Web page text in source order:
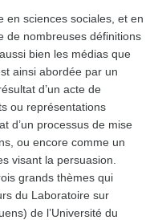
en sciences sociales, et en
de nombreuses définitions
bien les médias que
ainsi abordée par un
d’un acte de
ou représentations
d’un processus de mise
ou encore comme un
visant la persuasion.
grands thèmes qui
du Laboratoire sur
de l’Université du